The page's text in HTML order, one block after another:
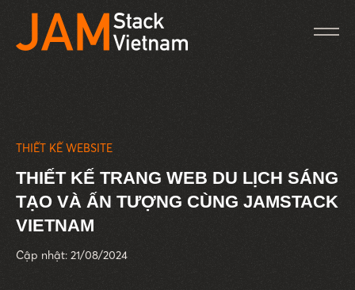
THIẾT KẾ WEBSITE
THIẾT KẾ TRANG WEB DU LỊCH SÁNG
TẠO VÀ ẤN TƯỢNG CÙNG JAMSTACK
VIETNAM
Cập nhật: 21/08/2024